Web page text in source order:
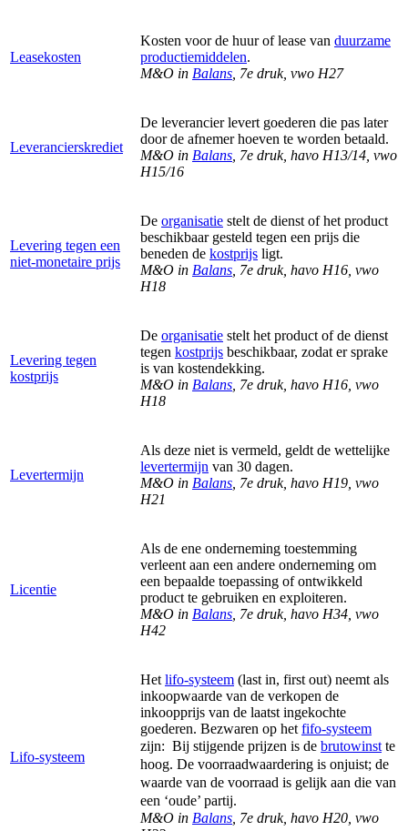
Leasekosten
Kosten voor de huur of lease van duurzame
productiemiddelen.
M&O in Balans , 7e druk, vwo H27
Leverancierskrediet
De leverancier levert goederen die pas later
door de afnemer hoeven te worden betaald.
M&O in Balans , 7e druk, havo H13/14, vwo
H15/16
Levering tegen een
niet-monetaire prijs
De organisatie stelt de dienst of het product
beschikbaar gesteld tegen een prijs die
beneden de kostprijs ligt.
M&O in Balans , 7e druk, havo H16, vwo
H18
Levering tegen
kostprijs
De organisatie stelt het product of de dienst
tegen kostprijs beschikbaar, zodat er sprake
is van kostendekking.
M&O in Balans , 7e druk, havo H16, vwo
H18
Levertermijn
Als deze niet is vermeld, geldt de wettelijke
levertermijn van 30 dagen.
M&O in Balans , 7e druk, havo H19, vwo
H21
Licentie
Als de ene onderneming toestemming
verleent aan een andere onderneming om
een bepaalde toepassing of ontwikkeld
product te gebruiken en exploiteren.
M&O in Balans , 7e druk, havo H34, vwo
H42
Lifo-systeem
Het lifo-systeem (last in, first out) neemt als
inkoopwaarde van de verkopen de
inkoopprijs van de laatst ingekochte
goederen. Bezwaren op het fifo-systeem
zijn: Bij stijgende prijzen is de brutowinst te
hoog. De voorraadwaardering is onjuist; de
waarde van de voorraad is gelijk aan die van
een ‘oude’ partij.
M&O in Balans , 7e druk, havo H20, vwo